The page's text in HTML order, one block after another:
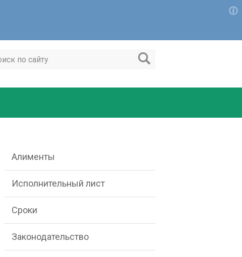
Алименты
Исполнительный лист
Сроки
Законодательство